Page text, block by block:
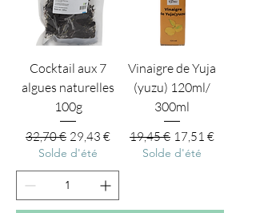
Cocktail aux 7
algues naturelles
100g
Prix original
32,70 € Prix promotionnel
29,43 €
Solde d'été
Vinaigre de Yuja
(yuzu) 120ml/
300ml
Prix original
19,45 € Prix
17,51 €
Solde d'été